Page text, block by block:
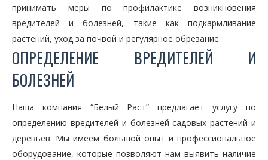
принимать меры по профилактике возникновения
вредителей и болезней, такие как подкармливание
растений, уход за почвой и регулярное обрезание.
ОПРЕДЕЛЕНИЕ ВРЕДИТЕЛЕЙ И
БОЛЕЗНЕЙ
Наша компания “Белый Раст” предлагает услугу по
определению вредителей и болезней садовых растений и
деревьев. Мы имеем большой опыт и профессиональное
оборудование, которые позволяют нам выявить наличие